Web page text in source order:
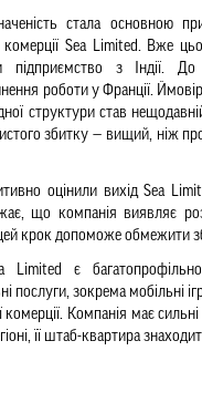
стала основною
комерції Sea Limited. Вже
підприємство з Індії.
роботи у Франції.
структури став
збитку — вищий, ніж
оцінили вихід Sea
що компанія виявляє
крок допоможе обмежити
Limited є
послуги, зокрема мобільні
комерції. Компанія має сильні
її штаб-квартира